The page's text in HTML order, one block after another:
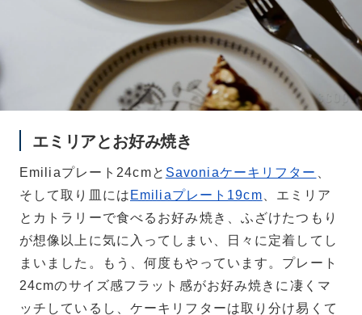
エミリアとお好み焼き
Emiliaプレート24cmと Savoniaケーキリフター
そして取り皿には Emiliaプレート19cm 、エミリア
とカトラリーで食べるお好み焼き、ふざけたつもり
が想像以上に気に入ってしまい、日々に定着してし
まいました。もう、何度もやっています。プレート
24cmのサイズ感フラット感がお好み焼きに凄くマ
ッチしているし、ケーキリフターは取り分け易くて